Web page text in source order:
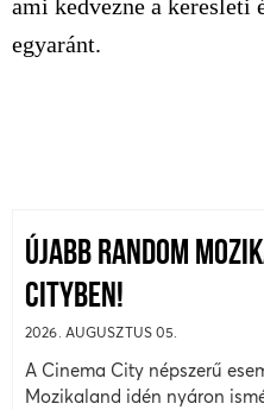
ami kedvezne a keresleti
egyaránt.
ÚJABB RANDOM
CITYBEN!
2026. AUGUSZTUS 05.
A Cinema City népszerű
Mozikaland idén nyáron